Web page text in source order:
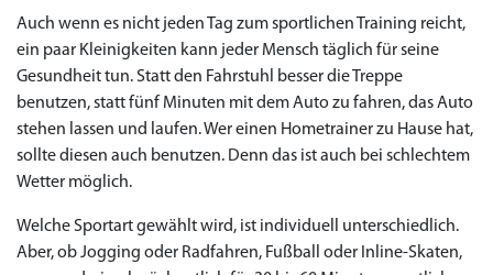
Auch wenn es nicht jeden Tag zum sportlichen Training reicht,
ein paar Kleinigkeiten kann jeder Mensch täglich für seine
Gesundheit tun. Statt den Fahrstuhl besser die Treppe
benutzen, statt fünf Minuten mit dem Auto zu fahren, das Auto
stehen lassen und laufen. Wer einen Hometrainer zu Hause hat,
sollte diesen auch benutzen. Denn das ist auch bei schlechtem
Wetter möglich.
Welche Sportart gewählt wird, ist individuell unterschiedlich.
Aber, ob Jogging oder Radfahren, Fußball oder Inline-Skaten,